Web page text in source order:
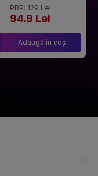
PRP: 129 Lei
94.9 Lei
Adaugă în coș